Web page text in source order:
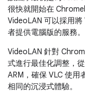
很快就開始在
VideoLAN 可以採用
者提供電腦版的服務。
VideoLAN 針對
式進行最佳化調整，
ARM，確保 VLC 使
相同的沉浸式體驗。